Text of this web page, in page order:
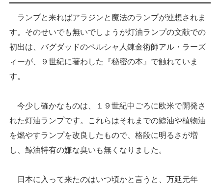
ランプと来ればアラジンと魔法のランプが連想されま
す。そのせいでも無いでしょうが灯油ランプの文献での
初出は、バグダッドのペルシャ人錬金術師アル・ラーズ
ィーが、９世紀に著わした『秘密の本』で触れていま
す。
今少し確かなものは、１９世紀中ごろに欧米で開発さ
れた灯油ランプです。これらはそれまでの鯨油や植物油
を燃やすランプを改良したもので、格段に明るさが増
し、鯨油特有の嫌な臭いも無くなりました。
日本に入って来たのはいつ頃かと言うと、万延元年